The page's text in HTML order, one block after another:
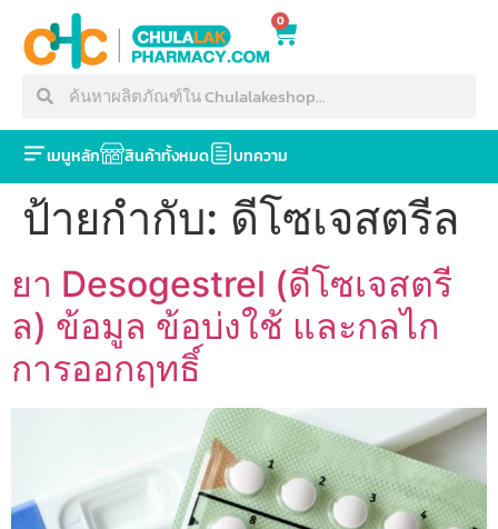
0
เมนูหลัก สินค้าทั้งหมด บทความ
ป้ายกำกับ: ดีโซเจสตรีล
ยา Desogestrel (ดีโซเจสตรี
ล) ข้อมูล ข้อบ่งใช้ และกลไก
การออกฤทธิ์